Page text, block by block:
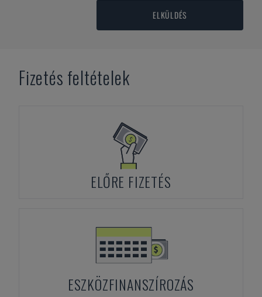
ELKÜLDÉS
Fizetés feltételek
ELŐRE FIZETÉS
ESZKÖZFINANSZÍROZÁS